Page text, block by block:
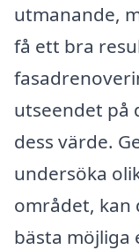
utmanande,
få ett bra
utseendet på
dess värde.
undersöka
området, kan
bästa möjliga